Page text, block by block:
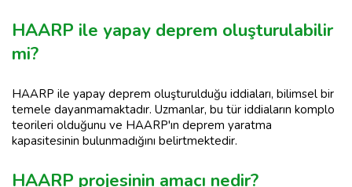
HAARP ile yapay deprem oluşturulabilir
mi?
HAARP ile yapay deprem oluşturulduğu iddiaları, bilimsel bir
temele dayanmamaktadır. Uzmanlar, bu tür iddiaların komplo
teorileri olduğunu ve HAARP'ın deprem yaratma
kapasitesinin bulunmadığını belirtmektedir.
HAARP projesinin amacı nedir?